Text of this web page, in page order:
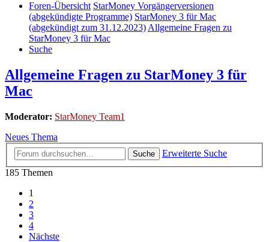
Foren-Übersicht StarMoney Vorgängerversionen
(abgekündigte Programme) StarMoney 3 für Mac
(abgekündigt zum 31.12.2023)Allgemeine Fragen zu
StarMoney 3 für Mac
Suche
Allgemeine Fragen zu StarMoney 3 für
Mac
Moderator: StarMoney Team1
Neues Thema
Suche
Erweiterte Suche
185 Themen
1
2
3
4
Nächste